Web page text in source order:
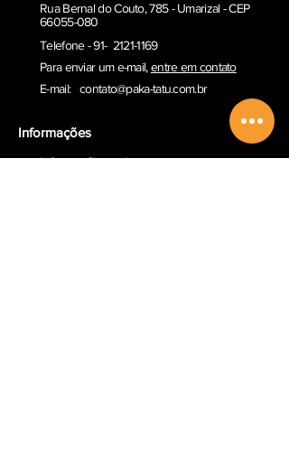
Rua Bernal do Couto, 785 - Umarizal - CEP
66055-080
Telefone - 91- 2121-1169
Para enviar um e-mail,entre em contato
E-mail: contato@paka-tatu.com.br
Informações
Informações sobre envio